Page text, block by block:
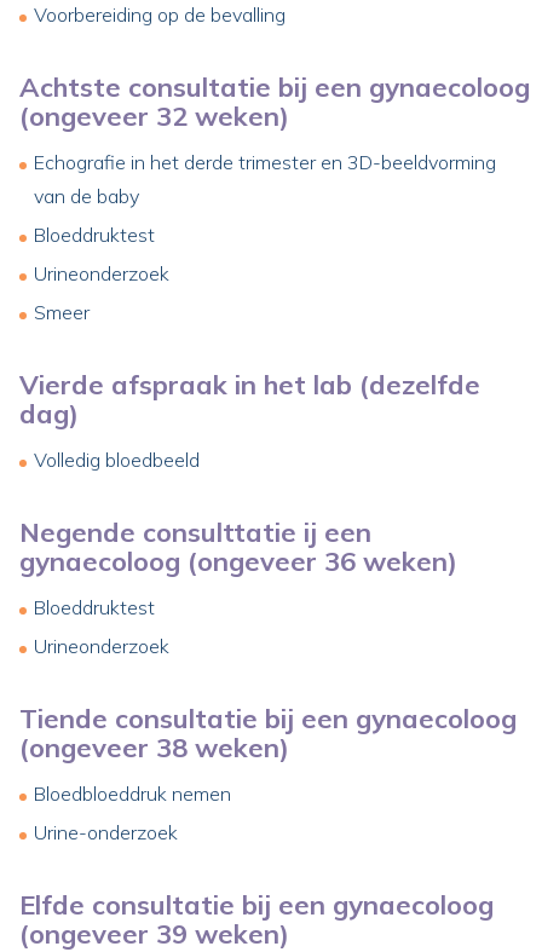
Voorbereiding op de bevalling
Achtste consultatie bij een gynaecoloog
(ongeveer 32 weken)
Echografie in het derde trimester en 3D-beeldvorming
van de baby
Bloeddruktest
Urineonderzoek
Smeer
Vierde afspraak in het lab (dezelfde
dag)
Volledig bloedbeeld
Negende consulttatie ij een
gynaecoloog (ongeveer 36 weken)
Bloeddruktest
Urineonderzoek
Tiende consultatie bij een gynaecoloog
(ongeveer 38 weken)
Bloedbloeddruk nemen
Urine-onderzoek
Elfde consultatie bij een gynaecoloog
(ongeveer 39 weken)